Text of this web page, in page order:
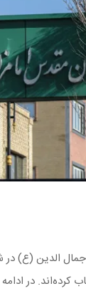
جمال الدین (ع)
کرده‌اند. در